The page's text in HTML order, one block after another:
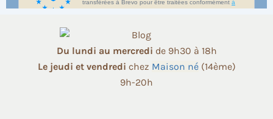
Du lundi au mercredi de 9h30 à 18h
Le jeudi et vendredi chez Maison né(14ème)
9h-20h